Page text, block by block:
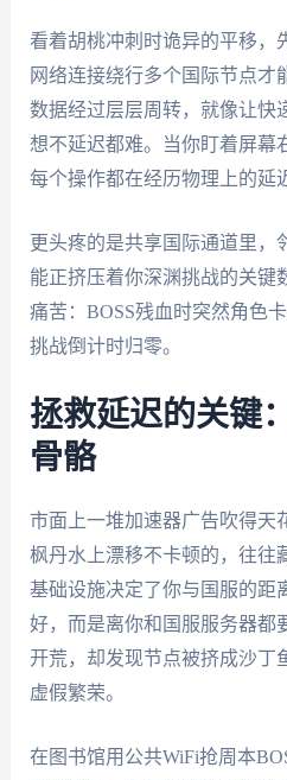
看着胡桃冲刺时诡异的平移，
网络连接绕行多个国际节点才
数据经过层层周转，就像让快
想不延迟都难。当你盯着屏幕
每个操作都在经历物理上的延
更头疼的是共享国际通道里，
能正挤压着你深渊挑战的关键
痛苦：BOSS残血时突然角色
挑战倒计时归零。
拯救延迟的关键
骨骼
市面上一堆加速器广告吹得天
枫丹水上漂移不卡顿的，往往
基础设施决定了你与国服的距
好，而是离你和国服服务器都
开荒，却发现节点被挤成沙丁
虚假繁荣。
在图书馆用公共WiFi抢周本